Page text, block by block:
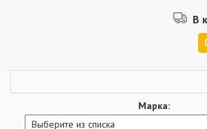
В
Марка: